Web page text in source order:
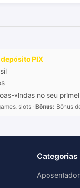
PIX
vindas no seu
slots · Bônus: Bônus
Categorias